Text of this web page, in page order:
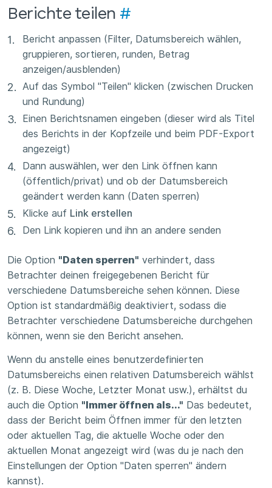
Berichte teilen #
Bericht anpassen (Filter, Datumsbereich wählen,
gruppieren, sortieren, runden, Betrag
anzeigen/ausblenden)
Auf das Symbol "Teilen" klicken (zwischen Drucken
und Rundung)
Einen Berichtsnamen eingeben (dieser wird als Titel
des Berichts in der Kopfzeile und beim PDF-Export
angezeigt)
Dann auswählen, wer den Link öffnen kann
(öffentlich/privat) und ob der Datumsbereich
geändert werden kann (Daten sperren)
Klicke auf Link erstellen
Den Link kopieren und ihn an andere senden
Die Option "Daten sperren" verhindert, dass
Betrachter deinen freigegebenen Bericht für
verschiedene Datumsbereiche sehen können. Diese
Option ist standardmäßig deaktiviert, sodass die
Betrachter verschiedene Datumsbereiche durchgehen
können, wenn sie den Bericht ansehen.
Wenn du anstelle eines benutzerdefinierten
Datumsbereichs einen relativen Datumsbereich wählst
(z. B. Diese Woche, Letzter Monat usw.), erhältst du
auch die Option "Immer öffnen als..." Das bedeutet,
dass der Bericht beim Öffnen immer für den letzten
oder aktuellen Tag, die aktuelle Woche oder den
aktuellen Monat angezeigt wird (was du je nach den
Einstellungen der Option "Daten sperren" ändern
kannst).